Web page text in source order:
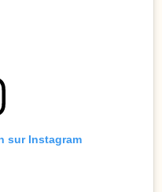
sur Instagram